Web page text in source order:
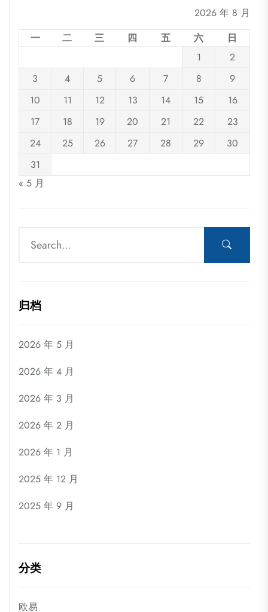
2026 年 8 月
一
二 三 四 五 六
日
1
2
3
4 5 6 7 8
9
10
11 12 13 14 15
16
17
18 19 20 21 22
23
24
25 26 27 28 29
30
31
« 5 月
归档
2026 年 5 月
2026 年 4 月
2026 年 3 月
2026 年 2 月
2026 年 1 月
2025 年 12 月
2025 年 9 月
分类
欧易